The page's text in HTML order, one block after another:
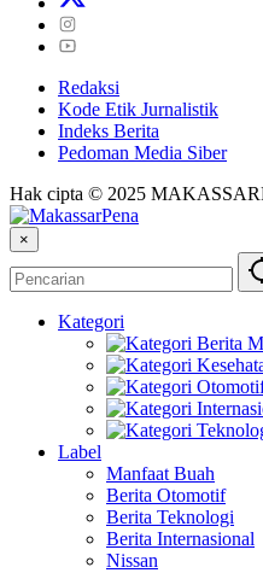
Redaksi
Kode Etik Jurnalistik
Indeks Berita
Pedoman Media Siber
Hak cipta © 2025
×
Kategori
Label
Manfaat Buah
Berita Otomotif
Berita Teknologi
Berita Internasional
Nissan